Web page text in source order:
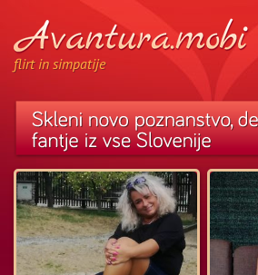
flirt in simpatije